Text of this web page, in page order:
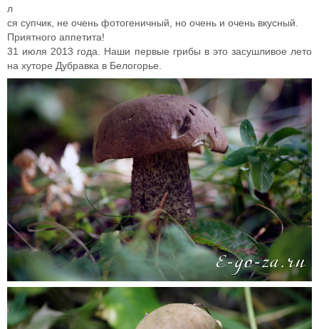
л
ся супчик, не очень фотогеничный, но очень и очень вкусный.
Приятного аппетита!
31 июля 2013 года. Наши первые грибы в это засушливое лето
на хуторе Дубравка в Белогорье.